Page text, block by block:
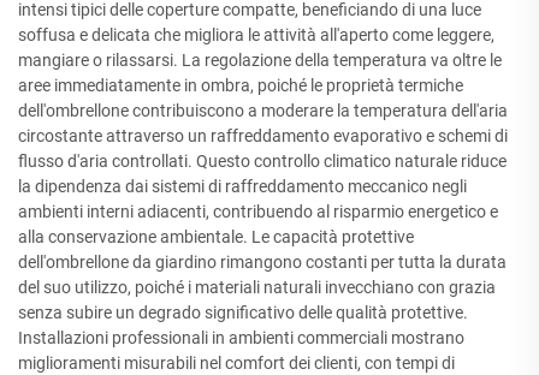
intensi tipici delle coperture compatte, beneficiando di una luce
soffusa e delicata che migliora le attività all'aperto come leggere,
mangiare o rilassarsi. La regolazione della temperatura va oltre le
aree immediatamente in ombra, poiché le proprietà termiche
dell'ombrellone contribuiscono a moderare la temperatura dell'aria
circostante attraverso un raffreddamento evaporativo e schemi di
flusso d'aria controllati. Questo controllo climatico naturale riduce
la dipendenza dai sistemi di raffreddamento meccanico negli
ambienti interni adiacenti, contribuendo al risparmio energetico e
alla conservazione ambientale. Le capacità protettive
dell'ombrellone da giardino rimangono costanti per tutta la durata
del suo utilizzo, poiché i materiali naturali invecchiano con grazia
senza subire un degrado significativo delle qualità protettive.
Installazioni professionali in ambienti commerciali mostrano
miglioramenti misurabili nel comfort dei clienti, con tempi di